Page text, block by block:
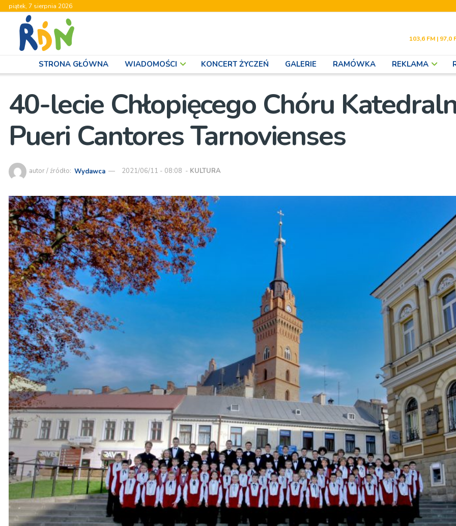
piątek, 7 sierpnia 2026
103,6 FM | 97,0
STRONA GŁÓWNA WIADOMOŚCI KONCERT ŻYCZEŃ GALERIE RAMÓWKA REKLAMA
40-lecie Chłopięcego Chóru
Pueri Cantores Tarnovienses
autor / źródło: Wydawca 2021/06/11 - 08:08 - KULTURA